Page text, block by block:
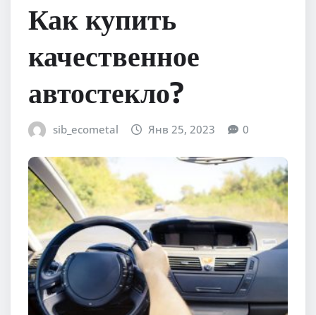
Как купить
качественное
автостекло?
sib_ecometal Янв 25, 2023 0